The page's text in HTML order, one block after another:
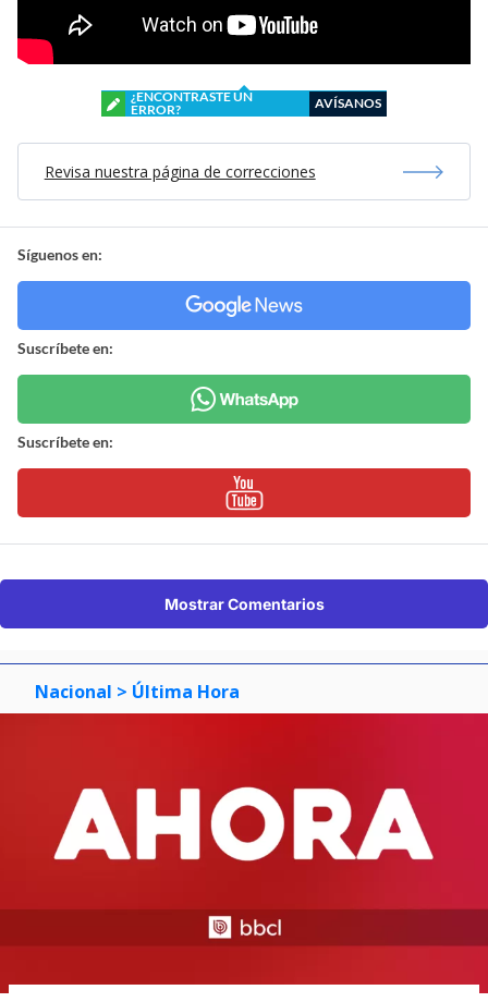
¿ENCONTRASTE UN
ERROR?
AVÍSANOS
Revisa nuestra página de correcciones
Síguenos en:
Suscríbete en:
Suscríbete en:
Mostrar Comentarios
Nacional > Última Hora